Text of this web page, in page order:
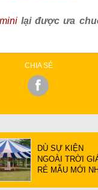
lại được ưa
CHIA SẺ
DÙ SỰ KIỆN
NGOÀI TRỜI
RẺ MẪU MỚI